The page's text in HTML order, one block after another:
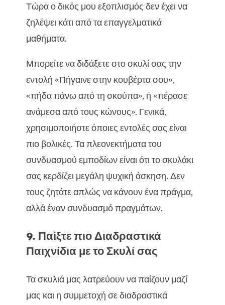
Τώρα ο δικός μου εξοπλισμός δεν έχει να
ζηλέψει κάτι από τα επαγγελματικά
μαθήματα.
Μπορείτε να διδάξετε στο σκυλί σας την
εντολή «Πήγαινε στην κουβέρτα σου»,
«πήδα πάνω από τη σκούπα», ή «πέρασε
ανάμεσα από τους κώνους». Γενικά,
χρησιμοποιήστε όποιες εντολές σας είναι
πιο βολικές. Τα πλεονεκτήματα του
συνδυασμού εμποδίων είναι ότι το σκυλάκι
σας κερδίζει μεγάλη ψυχική άσκηση. Δεν
τους ζητάτε απλώς να κάνουν ένα πράγμα,
αλλά έναν συνδυασμό πραγμάτων.
9. Παίξτε πιο Διαδραστικά
Παιχνίδια με το Σκυλί σας
Τα σκυλιά μας λατρεύουν να παίζουν μαζί
μας και η συμμετοχή σε διαδραστικά